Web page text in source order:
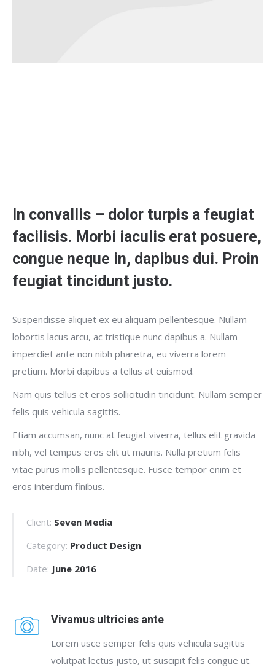
In convallis – dolor turpis a feugiat
facilisis. Morbi iaculis erat posuere,
congue neque in, dapibus dui. Proin
feugiat tincidunt justo.
Suspendisse aliquet ex eu aliquam pellentesque. Nullam
lobortis lacus arcu, ac tristique nunc dapibus a. Nullam
imperdiet ante non nibh pharetra, eu viverra lorem
pretium. Morbi dapibus a tellus at euismod.
Nam quis tellus et eros sollicitudin tincidunt. Nullam semper
felis quis vehicula sagittis.
Etiam accumsan, nunc at feugiat viverra, tellus elit gravida
nibh, vel tempus eros elit ut mauris. Nulla pretium felis
vitae purus mollis pellentesque. Fusce tempor enim et
eros interdum finibus.
Client: Seven Media
Category: Product Design
Date: June 2016
Vivamus ultricies ante
Lorem usce semper felis quis vehicula sagittis
volutpat lectus justo, ut suscipit felis congue ut.